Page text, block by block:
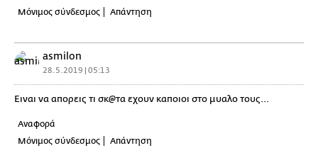
Μόνιμος σύνδεσμος Απάντηση
asmilon
28.5.2019 | 05:13
Ειναι να απορεις τι σκ@τα εχουν καποιοι στο μυαλο τους...
Αναφορά
Μόνιμος σύνδεσμος
Απάντηση